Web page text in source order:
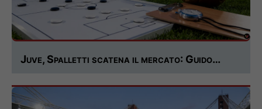
Juve, Spalletti scatena il mercato: Guido…